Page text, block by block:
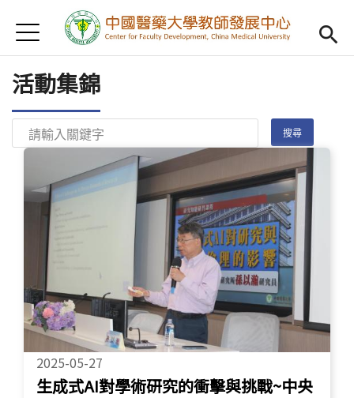
首頁
Open
認識我們
教學研習
Open
新進教師
Open
傑出教授
Open
教師專業社群
Open
重點宣導
Open
借用項目
Open
AI專區
Jump to Navigation
Jump to Main content
活動集錦
2025-05-27
生成式AI對學術研究的衝擊與挑戰~中央